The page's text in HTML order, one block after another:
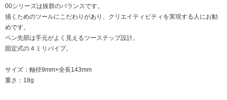
00シリーズは抜群のバランスです。
描くためのツールにこだわりがあり、クリエイティビティを実現する人にお勧
めです。
ペン先部は手元がよく見えるツーステップ設計。
固定式の４ミリパイプ。
サイズ：軸径9mm×全長143mm
重さ：18g